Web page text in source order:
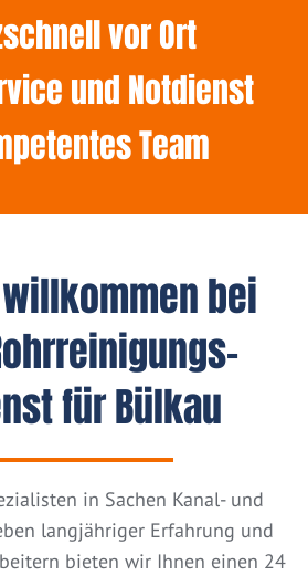
vor Ort
und Notdienst
Team
bei
für Bülkau
in Sachen Kanal- und
langjähriger Erfahrung und
bieten wir Ihnen einen 24